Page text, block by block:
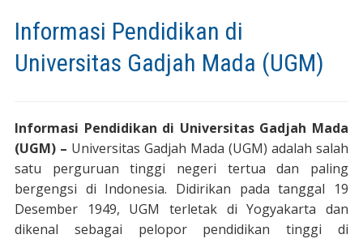
Informasi Pendidikan di
Universitas Gadjah Mada (UGM)
Informasi Pendidikan di Universitas Gadjah Mada
(UGM) – Universitas Gadjah Mada (UGM) adalah salah
satu perguruan tinggi negeri tertua dan paling
bergengsi di Indonesia. Didirikan pada tanggal 19
Desember 1949, UGM terletak di Yogyakarta dan
dikenal sebagai pelopor pendidikan tinggi di